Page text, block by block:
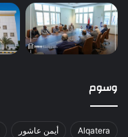
وسوم
Alqatera أيمن عاشور